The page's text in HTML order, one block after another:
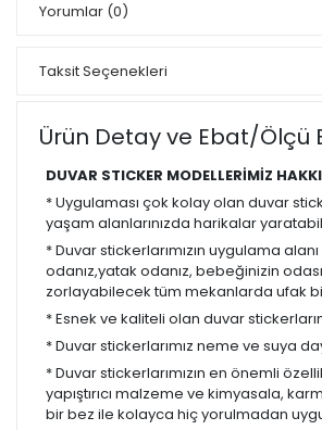
Yorumlar (0)
Taksit Seçenekleri
Ürün Detay ve Ebat/Ölçü
DUVAR STICKER MODELLERİMİZ
* Uygulaması çok kolay olan duvar
yaşam alanlarınızda harikalar
* Duvar stickerlarımızın uygulama
odanız,yatak odanız, bebeğinizin
zorlayabilecek tüm mekanlarda ufak
* Esnek ve kaliteli olan duvar
* Duvar stickerlarımız neme ve suya
* Duvar stickerlarımızın en önemli
yapıştırıcı malzeme ve kimyasala,
bir bez ile kolayca hiç yorulmadan